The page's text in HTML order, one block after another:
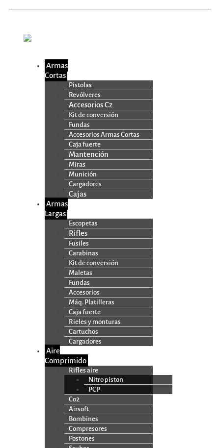
Armas
Cortas
Pistolas
Revólveres
Accesorios Cz
Kit de conversión
Fundas
Accesorios Armas Cortas
Caja fuerte
Mantención
Miras
Munición
Cargadores
Cajas
Armas
Largas
Escopetas
Rifles
Fusiles
Carabinas
Kit de conversión
Maletas
Fundas
Accesorios
Máq. Platilleras
Caja fuerte
Rieles y monturas
Cartuchos
Cargadores
Aire
Comprimido
Rifles aire
Nitro piston
PCP
Co2
Airsoft
Bombines
Compresores
Postones